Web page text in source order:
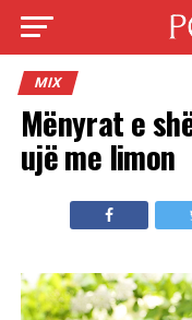
MIX
Mënyrat e
ujë me limon